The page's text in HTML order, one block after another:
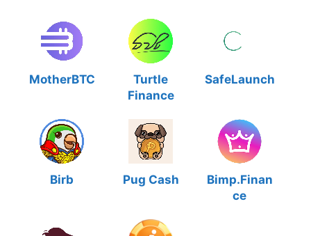
MotherBTC
Turtle
Finance
SafeLaunch
Birb Pug Cash
Bimp.Finan
ce